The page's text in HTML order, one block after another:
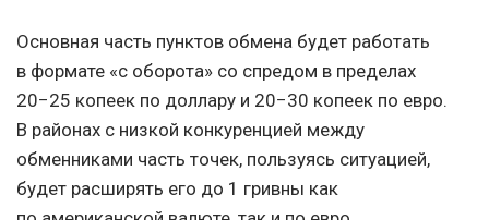
Основная часть пунктов обмена будет работать
в формате «с оборота» со спредом в пределах
20−25 копеек по доллару и 20−30 копеек по евро.
В районах с низкой конкуренцией между
обменниками часть точек, пользуясь ситуацией,
будет расширять его до 1 гривны как